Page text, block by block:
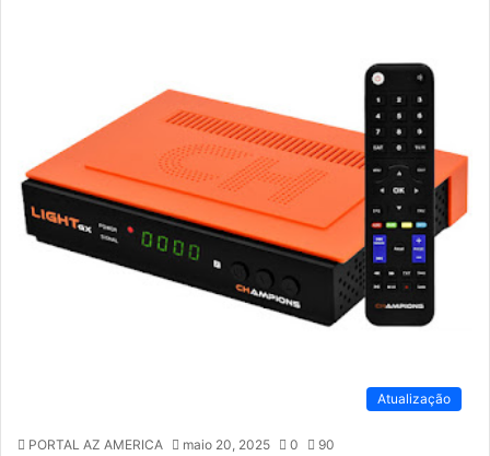
Atualização
PORTAL AZ AMERICA maio 20, 2025 0 90